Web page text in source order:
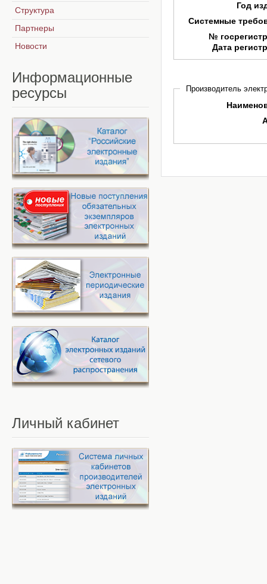
Год
Системные
№
Дата
Производитель
Структура
Партнеры
Новости
Информационные
ресурсы
Личный кабинет